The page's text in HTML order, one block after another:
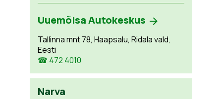
Uuemõisa Autokeskus
Tallinna mnt 78, Haapsalu, Ridala vald,
Eesti
☎ 472 4010
Narva